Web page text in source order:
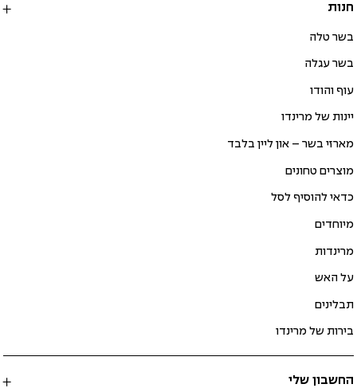
חנות
בשר טלה
בשר עגלה
עוף והודו
יינות של מרינדו
מארזי בשר – און ליין בלבד
מוצרים טחונים
כדאי להוסיף לסל
מיוחדים
מרינדות
על האש
תבלינים
בירות של מרינדו
החשבון שלי